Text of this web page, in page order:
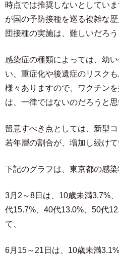
時点では推奨しないとしてい
が国の予防接種を巡る複雑な
団接種の実施は、難しいだろ
感染症の種類によっては、幼
い、重症化や後遺症のリスク
様々ありますので、ワクチン
は、一律ではないのだろうと思
留意すべき点としては、新型
若年層の割合が、増加し続けて
下記のグラフは、東京都の感染
3月2～8日は、10歳未満3.7%
代15.7%、40代13.0%、50代
て、
6月15～21日は、10歳未満